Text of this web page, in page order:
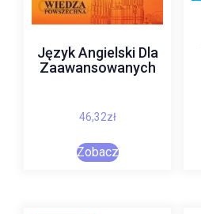
Język Angielski Dla
Zaawansowanych
46,32zł
Zobacz